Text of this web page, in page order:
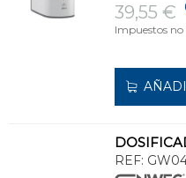
39,55 €
Impuestos no
REF: